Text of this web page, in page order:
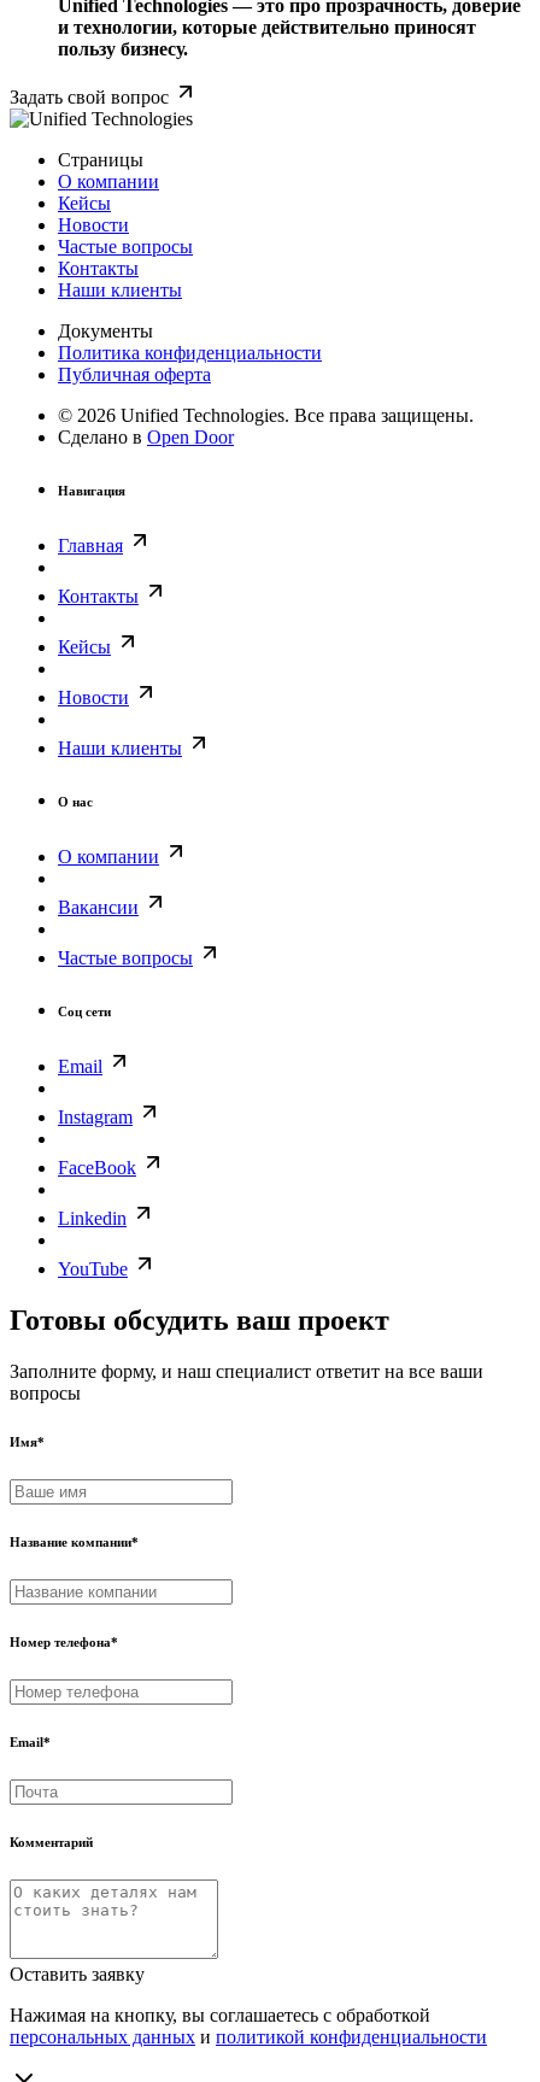
Unified Technologies — это про прозрачность, доверие
и технологии, которые действительно приносят
пользу бизнесу.
Задать свой вопрос
Страницы
О компании
Кейсы
Новости
Частые вопросы
Контакты
Наши клиенты
Документы
Политика конфиденциальности
Публичная оферта
© 2026 Unified Technologies. Все права защищены.
Сделано в Open Door
Навигация
Главная
Контакты
Кейсы
Новости
Наши клиенты
О нас
О компании
Вакансии
Частые вопросы
Соц сети
Email
Instagram
FaceBook
Linkedin
YouTube
Готовы обсудить ваш проект
Заполните форму, и наш специалист ответит на все ваши
вопросы
Имя*
Название компании*
Номер телефона*
Email*
Комментарий
Оставить заявку
Нажимая на кнопку, вы соглашаетесь с обработкой
персональных данных и политикой конфиденциальности